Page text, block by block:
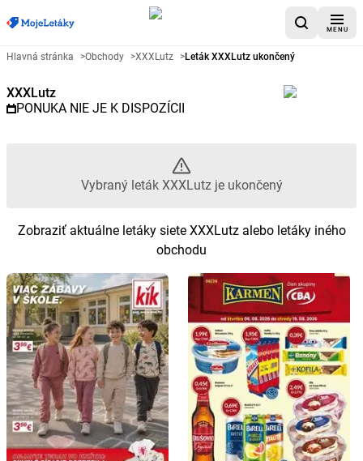
MENU
Reklamný leták XXXLutz -
Hlavná stránka >Obchody >XXXLutz >Leták XXXLutz ukončený
XXXLutz
PONUKA NIE JE K DISPOZÍCII
Vybraný leták XXXLutz je ukončený
Zobraziť aktuálne letáky siete XXXLutz alebo letáky iného
obchodu